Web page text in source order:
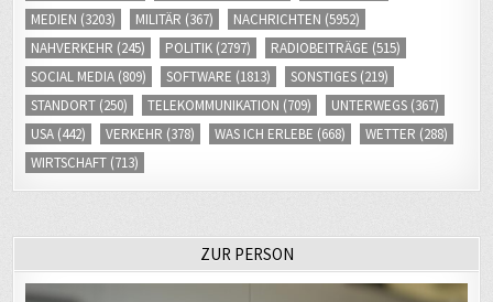
WIRTSCHAFT(713)
ZUR PERSON